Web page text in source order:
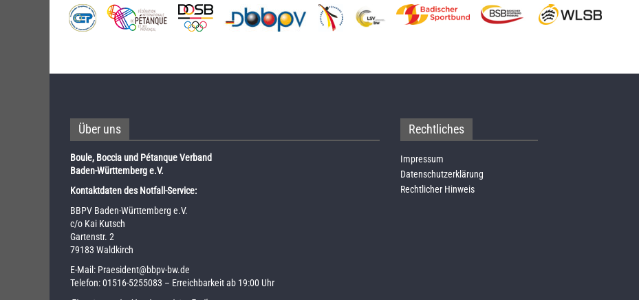
Über uns
Boule, Boccia und Pétanque Verband
Baden-Württemberg e.V.
Kontaktdaten des Notfall-Service:
BBPV Baden-Württemberg e.V.
c/o Kai Kutsch
Gartenstr. 2
79183 Waldkirch
E-Mail: Praesident@bbpv-bw.de
Telefon:01516-5255083 – Erreichbarkeit ab 19:00 Uhr
Rechtliches
Impressum
Datenschutzerklärung
Rechtlicher Hinweis